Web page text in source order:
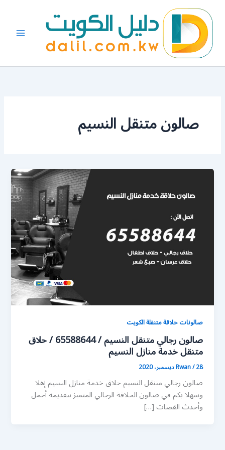
المحتوى
صالون متنقل النسيم
صالونات حلاقة متنقلة الكويت
صالون رجالي متنقل النسيم / 65588644 / حلاق
متنقل خدمة منازل النسيم
Rwan/28 ديسمبر، 2020
صالون رجالي متنقل النسيم حلاق خدمة منازل النسيم إهلا
وسهلا بكم في صالون الحلاقة الرجالي المتميز بتقديمه أجمل
وأحدث القصات […]